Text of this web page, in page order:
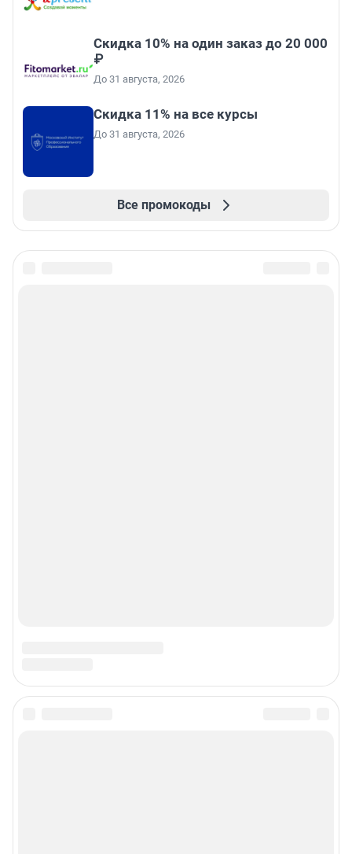
Скидка 10% на один заказ до 20 000
₽
До 31 августа, 2026
Скидка 11% на все курсы
До 31 августа, 2026
Все промокоды